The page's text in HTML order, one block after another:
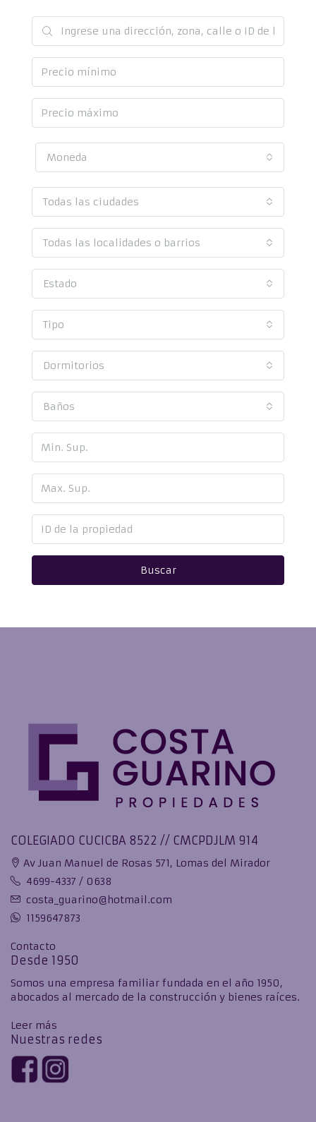
Moneda
Todas las ciudades
Todas las localidades o barrios
Estado
Tipo
Dormitorios
Baños
Buscar
COLEGIADO CUCICBA 8522 // CMCPDJLM 914
Av Juan Manuel de Rosas 571, Lomas del Mirador
4699-4337 / 0638
costa_guarino@hotmail.com
1159647873
Contacto
Desde 1950
Somos una empresa familiar fundada en el año 1950,
abocados al mercado de la construcción y bienes raíces.
Leer más
Nuestras redes